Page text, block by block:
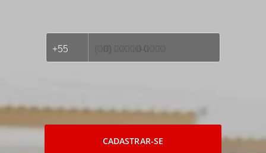
CADASTRAR-SE